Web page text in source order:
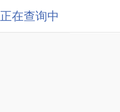
正在查询中